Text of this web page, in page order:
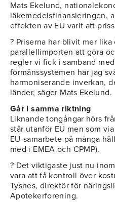
Mats Ekelund,
läkemedelsfinansieringen,
effekten av EU varit att
? Priserna har blivit mer
parallellimporten att göra
regler vi fick i samband
förmånssystemen har jag
harmoniserande inverkan,
länder, säger Mats Ekelund.
Går i samma riktning
Liknande tongångar hörs
står utanför EU men som
EU-samarbete på många
med i EMEA och CPMP).
? Det viktigaste just nu
vara att få kontroll över
Tysnes, direktör för
Apotekerforening.